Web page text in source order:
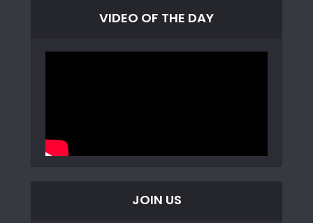
VIDEO OF THE DAY
JOIN US